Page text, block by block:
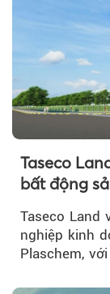
Taseco
bất động
Taseco Land
nghiệp kinh
Plaschem,